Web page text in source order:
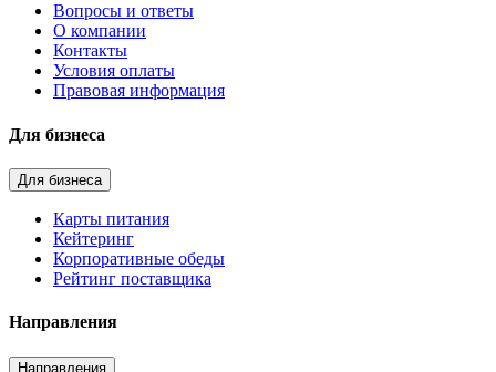
Вопросы и ответы
О компании
Контакты
Условия оплаты
Правовая информация
Для бизнеса
Для бизнеса
Карты питания
Кейтеринг
Корпоративные обеды
Рейтинг поставщика
Направления
Направления